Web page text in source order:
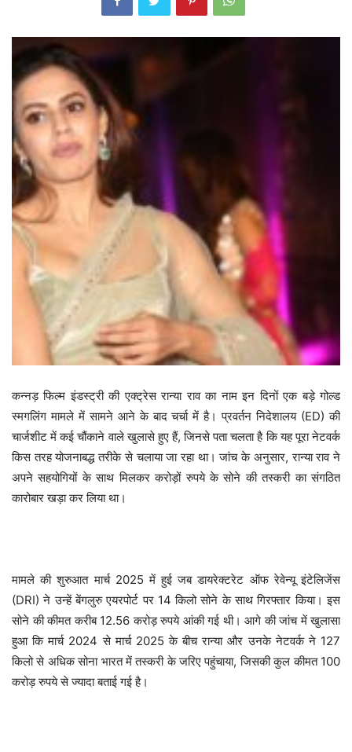
कन्नड़ फिल्म इंडस्ट्री की एक्ट्रेस रान्या राव का नाम इन दिनों एक बड़े गोल्ड
स्मगलिंग मामले में सामने आने के बाद चर्चा में है। प्रवर्तन निदेशालय (ED) की
चार्जशीट में कई चौंकाने वाले खुलासे हुए हैं, जिनसे पता चलता है कि यह पूरा नेटवर्क
किस तरह योजनाबद्ध तरीके से चलाया जा रहा था। जांच के अनुसार, रान्या राव ने
अपने सहयोगियों के साथ मिलकर करोड़ों रुपये के सोने की तस्करी का संगठित
कारोबार खड़ा कर लिया था।
मामले की शुरुआत मार्च 2025 में हुई जब डायरेक्टरेट ऑफ रेवेन्यू इंटेलिजेंस
(DRI) ने उन्हें बेंगलुरु एयरपोर्ट पर 14 किलो सोने के साथ गिरफ्तार किया। इस
सोने की कीमत करीब 12.56 करोड़ रुपये आंकी गई थी। आगे की जांच में खुलासा
हुआ कि मार्च 2024 से मार्च 2025 के बीच रान्या और उनके नेटवर्क ने 127
किलो से अधिक सोना भारत में तस्करी के जरिए पहुंचाया, जिसकी कुल कीमत 100
करोड़ रुपये से ज्यादा बताई गई है।